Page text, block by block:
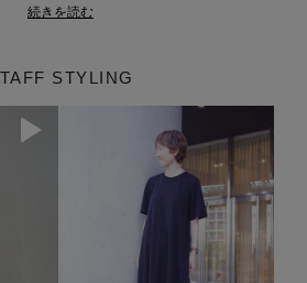
です。続きを読む
STYLING